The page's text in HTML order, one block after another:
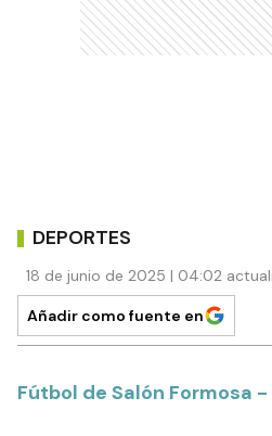
DEPORTES
18 de junio de 2025 | 04:02
Añadir como fuente en
Fútbol de Salón Formosa